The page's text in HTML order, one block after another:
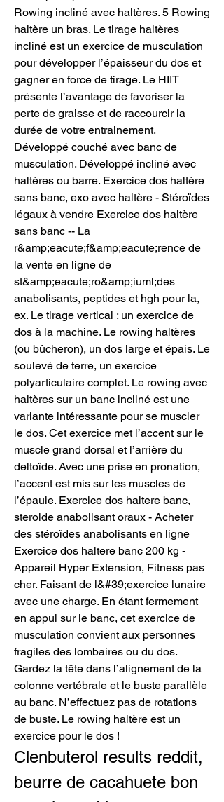
Rowing incliné avec haltères. 5 Rowing
haltère un bras. Le tirage haltères
incliné est un exercice de musculation
pour développer l’épaisseur du dos et
gagner en force de tirage. Le HIIT
présente l’avantage de favoriser la
perte de graisse et de raccourcir la
durée de votre entrainement.
Développé couché avec banc de
musculation. Développé incliné avec
haltères ou barre. Exercice dos haltère
sans banc, exo avec haltère - Stéroïdes
légaux à vendre Exercice dos haltère
sans banc -- La
r&amp;eacute;f&amp;eacute;rence de
la vente en ligne de
st&amp;eacute;ro&amp;iuml;des
anabolisants, peptides et hgh pour la,
ex. Le tirage vertical : un exercice de
dos à la machine. Le rowing haltères
(ou bûcheron), un dos large et épais. Le
soulevé de terre, un exercice
polyarticulaire complet. Le rowing avec
haltères sur un banc incliné est une
variante intéressante pour se muscler
le dos. Cet exercice met l’accent sur le
muscle grand dorsal et l’arrière du
deltoïde. Avec une prise en pronation,
l’accent est mis sur les muscles de
l’épaule. Exercice dos haltere banc,
steroide anabolisant oraux - Acheter
des stéroïdes anabolisants en ligne
Exercice dos haltere banc 200 kg -
Appareil Hyper Extension, Fitness pas
cher. Faisant de l&#39;exercice lunaire
avec une charge. En étant fermement
en appui sur le banc, cet exercice de
musculation convient aux personnes
fragiles des lombaires ou du dos.
Gardez la tête dans l’alignement de la
colonne vertébrale et le buste parallèle
au banc. N’effectuez pas de rotations
de buste. Le rowing haltère est un
exercice pour le dos !
Clenbuterol results reddit,
beurre de cacahuete bon